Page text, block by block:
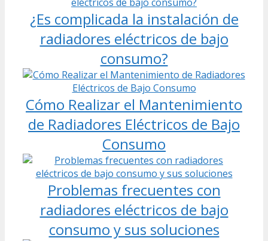
¿Es complicada la instalación de
radiadores eléctricos de bajo
consumo?
Cómo Realizar el Mantenimiento
de Radiadores Eléctricos de Bajo
Consumo
Problemas frecuentes con
radiadores eléctricos de bajo
consumo y sus soluciones